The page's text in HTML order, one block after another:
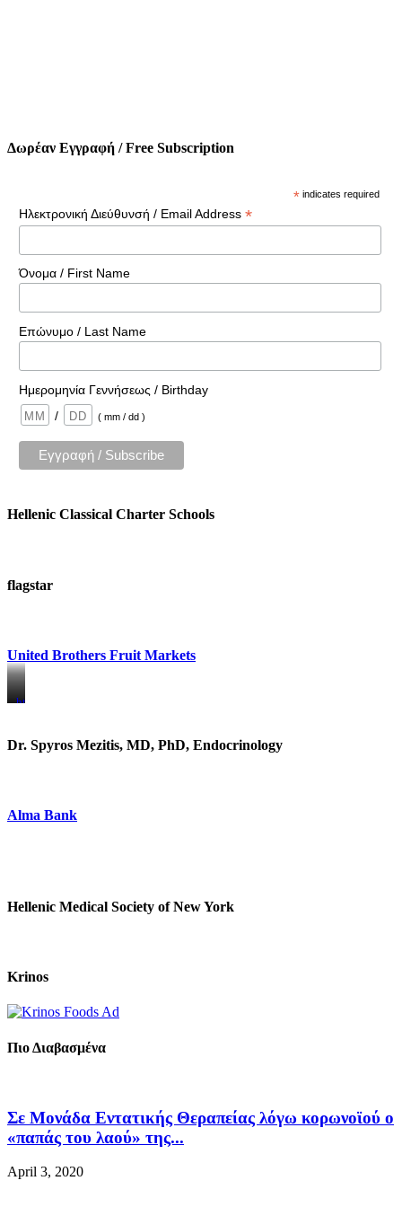
Δωρέαν Εγγραφή / Free Subscription
* indicates required
Ηλεκτρονική Διεύθυνσή / Email Address *
Όνομα / First Name
Επώνυμο / Last Name
Ημερομηνία Γεννήσεως / Birthday
/
( mm / dd )
Hellenic Classical Charter Schools
flagstar
United Brothers Fruit Markets
https://www.unitedbrothersfruitmarkets.com/
https://www.unitedbrothersfruitmarkets.com/
Dr. Spyros Mezitis, MD, PhD, Endocrinology
Alma Bank
Hellenic Medical Society of New York
Krinos
Πιο Διαβασμένα
Σε Μονάδα Εντατικής Θεραπείας λόγω κορωνοϊού ο
«παπάς του λαού» της...
April 3, 2020